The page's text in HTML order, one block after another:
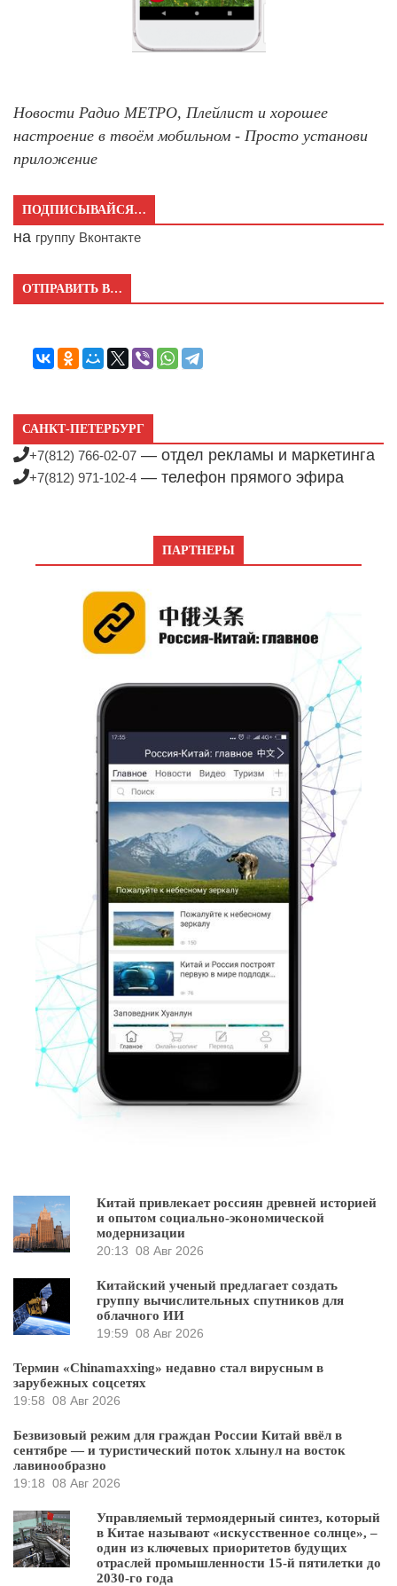
Новости Радио МЕТРО, Плейлист и хорошее
настроение в твоём мобильном - Просто установи
приложение
ПОДПИСЫВАЙСЯ…
на группу Вконтакте
ОТПРАВИТЬ В…
САНКТ-ПЕТЕРБУРГ
+7(812) 766-02-07 — отдел рекламы и маркетинга
+7(812) 971-102-4 — телефон прямого эфира
ПАРТНЕРЫ
Китай привлекает россиян древней историей
и опытом социально-экономической
модернизации
20:13 08 Авг 2026
Китайский ученый предлагает создать
группу вычислительных спутников для
облачного ИИ
19:59 08 Авг 2026
Термин «Chinamaxxing» недавно стал вирусным в
зарубежных соцсетях
19:58 08 Авг 2026
Безвизовый режим для граждан России Китай ввёл в
сентябре — и туристический поток хлынул на восток
лавинообразно
19:18 08 Авг 2026
Управляемый термоядерный синтез, который
в Китае называют «искусственное солнце», –
один из ключевых приоритетов будущих
отраслей промышленности 15-й пятилетки до
2030-го года